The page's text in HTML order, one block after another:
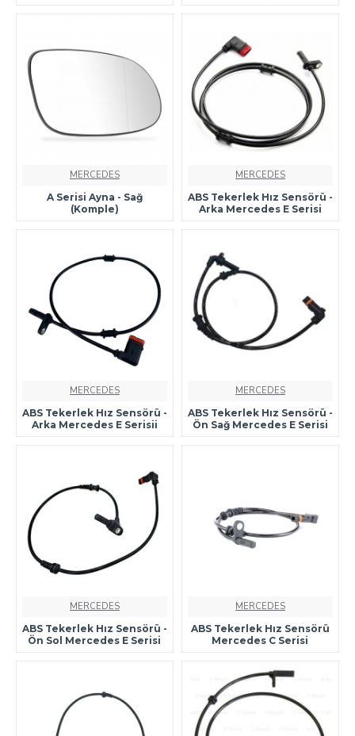
MERCEDES
A Serisi Ayna - Sağ
(Komple)
MERCEDES
ABS Tekerlek Hız Sensörü -
Arka Mercedes E Serisi
MERCEDES
ABS Tekerlek Hız Sensörü -
Arka Mercedes E Serisii
MERCEDES
ABS Tekerlek Hız Sensörü -
Ön Sağ Mercedes E Serisi
MERCEDES
ABS Tekerlek Hız Sensörü -
Ön Sol Mercedes E Serisi
MERCEDES
ABS Tekerlek Hız Sensörü
Mercedes C Serisi